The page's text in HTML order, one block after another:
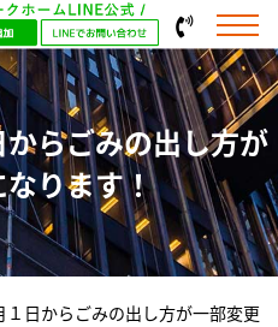
らごみの出し方が
ります！
１日からごみの出し方が一部変更